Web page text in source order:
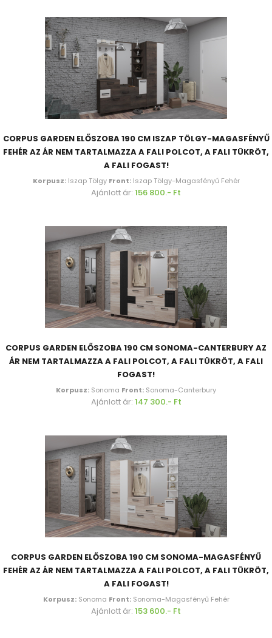
CORPUS GARDEN ELŐSZOBA 190 CM ISZAP TÖLGY-MAGASFÉNYŰ
FEHÉR AZ ÁR NEM TARTALMAZZA A FALI POLCOT, A FALI TÜKRÖT,
A FALI FOGAST!
Korpusz:Iszap Tölgy Front:Iszap Tölgy-Magasfényű Fehér
Ajánlott ár: 156 800.- Ft
CORPUS GARDEN ELŐSZOBA 190 CM SONOMA-CANTERBURY AZ
ÁR NEM TARTALMAZZA A FALI POLCOT, A FALI TÜKRÖT, A FALI
FOGAST!
Korpusz: Sonoma Front: Sonoma-Canterbury
Ajánlott ár: 147 300.- Ft
CORPUS GARDEN ELŐSZOBA 190 CM SONOMA-MAGASFÉNYŰ
FEHÉR AZ ÁR NEM TARTALMAZZA A FALI POLCOT, A FALI TÜKRÖT,
A FALI FOGAST!
Korpusz:Sonoma Front:Sonoma-Magasfényű Fehér
Ajánlott ár: 153 600.- Ft